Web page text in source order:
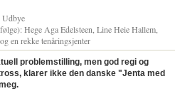
Udbye
Hege Aga Edelsteen, Line Heie Hallem,
en rekke tenåringsjenter
problemstilling, men god regi og
klarer ikke den danske "Jenta med